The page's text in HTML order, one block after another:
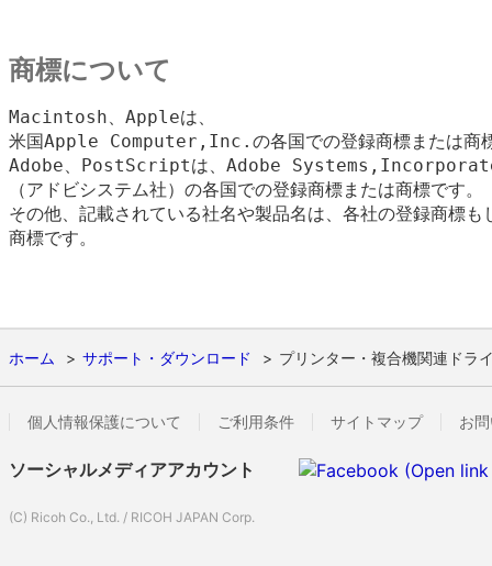
商標について
Macintosh、Appleは、
米国Apple Computer,Inc.の各国での登録商標または商
Adobe、PostScriptは、Adobe
（アドビシステム社）の各国での登録商標または商標です。
その他、記載されている社名や製品名は、各社の登録商標も
商標です。
ホーム サポート・ダウンロード プリンター・複合機関連ドラ
個人情報保護について ご利用条件 サイトマップ お
ソーシャルメディアアカウント
(C) Ricoh Co., Ltd. / RICOH JAPAN Corp.